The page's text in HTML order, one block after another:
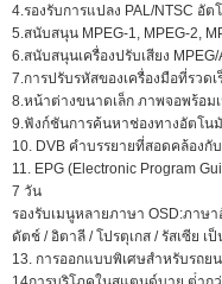
4.รองรับการแปลง PAL/NTSC อัต
5.สนับสนุน MPEG-1, MPEG-2,
6.สนับสนุนเครื่องปรับเสียง MPEG/
7.การปรับรหัสของเครื่องมือที่รวด
8.หน้าต่างขนาดเล็ก ภาพจอพร้อม
9.ฟังก์ชันการค้นหาช่องทางอัตโน
10. DVB คําบรรยายที่สอดคล้องกั
11. EPG (Electronic Program
7 วัน
รองรับเมนูหลายภาษา OSD:ภาษ
ดัตช์ / อิตาลี / โปรตุเกส / รัสเซีย เ
13. การออกแบบพิเศษสําหรับรถย